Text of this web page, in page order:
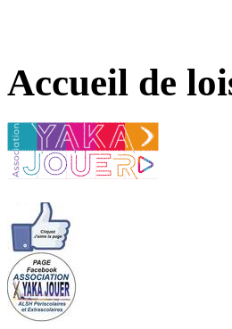
Accueil de